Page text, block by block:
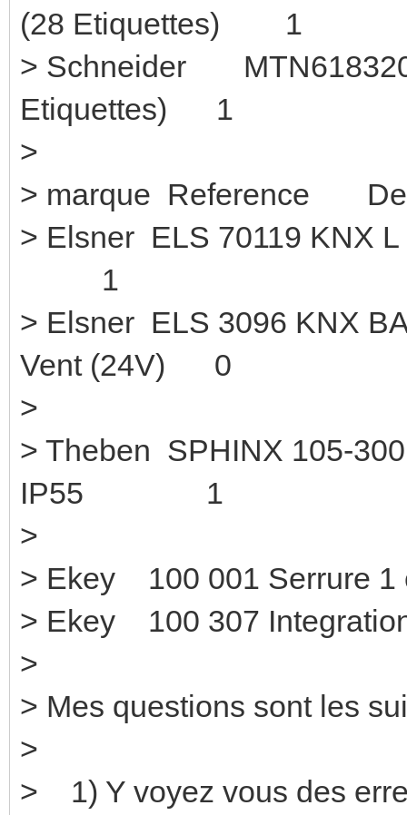
(28 Etiquettes) 1
> Schneider
Etiquettes) 1
>
> marque Reference
> Elsner ELS 70119
1
> Elsner ELS 3096 KNX
Vent (24V) 0
>
> Theben SPHINX 105-
IP55 1
>
> Ekey 100 001
> Ekey 100 307
>
> Mes questions sont les
>
> 1) Y voyez vous des